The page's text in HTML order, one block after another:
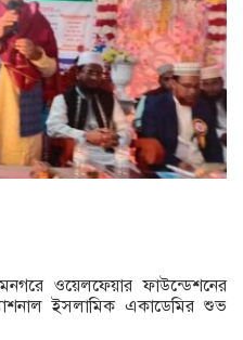
ওয়েলফেয়ার ফাউন্ডেশনের
ইসলামিক একাডেমির শুভ